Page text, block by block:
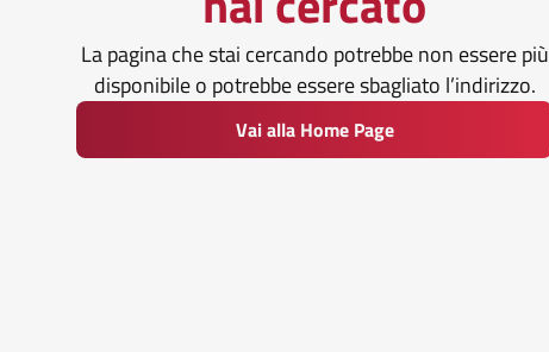
La pagina che stai cercando potrebbe non essere più
disponibile o potrebbe essere sbagliato l’indirizzo.
Vai alla Home Page